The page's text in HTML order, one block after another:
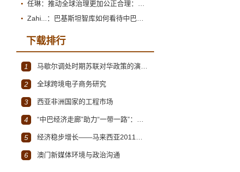
下载排行
1 马歇尔调处时期苏联对华政策的演变（1945年12月～1947年1月）
2 全球跨境电子商务研究
3 西亚非洲国家的工程市场
4 “中巴经济走廊”助力“一带一路”：机遇与挑战
5 经济稳步增长——马来西亚2011～2012年经济发展回顾与展望
6 澳门新媒体环境与政治沟通